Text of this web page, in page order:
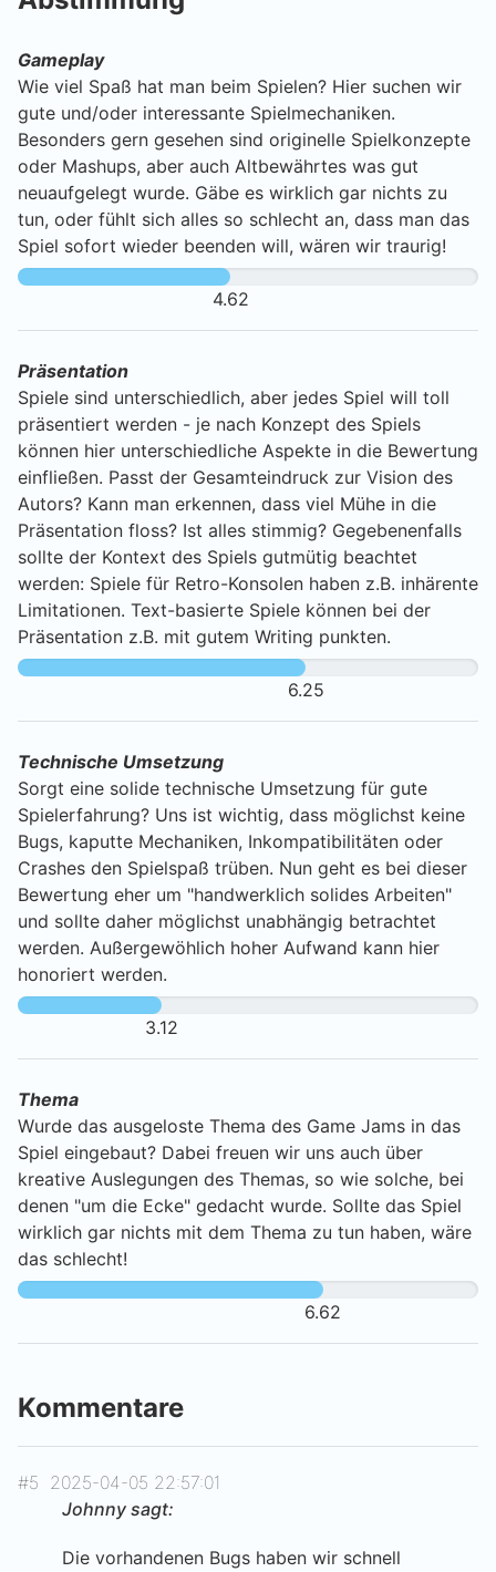
Gameplay
Wie viel Spaß hat man beim Spielen? Hier suchen wir
gute und/oder interessante Spielmechaniken.
Besonders gern gesehen sind originelle Spielkonzepte
oder Mashups, aber auch Altbewährtes was gut
neuaufgelegt wurde. Gäbe es wirklich gar nichts zu
tun, oder fühlt sich alles so schlecht an, dass man das
Spiel sofort wieder beenden will, wären wir traurig!
4.62
Präsentation
Spiele sind unterschiedlich, aber jedes Spiel will toll
präsentiert werden - je nach Konzept des Spiels
können hier unterschiedliche Aspekte in die Bewertung
einfließen. Passt der Gesamteindruck zur Vision des
Autors? Kann man erkennen, dass viel Mühe in die
Präsentation floss? Ist alles stimmig? Gegebenenfalls
sollte der Kontext des Spiels gutmütig beachtet
werden: Spiele für Retro-Konsolen haben z.B. inhärente
Limitationen. Text-basierte Spiele können bei der
Präsentation z.B. mit gutem Writing punkten.
6.25
Technische Umsetzung
Sorgt eine solide technische Umsetzung für gute
Spielerfahrung? Uns ist wichtig, dass möglichst keine
Bugs, kaputte Mechaniken, Inkompatibilitäten oder
Crashes den Spielspaß trüben. Nun geht es bei dieser
Bewertung eher um "handwerklich solides Arbeiten"
und sollte daher möglichst unabhängig betrachtet
werden. Außergewöhlich hoher Aufwand kann hier
honoriert werden.
3.12
Thema
Wurde das ausgeloste Thema des Game Jams in das
Spiel eingebaut? Dabei freuen wir uns auch über
kreative Auslegungen des Themas, so wie solche, bei
denen "um die Ecke" gedacht wurde. Sollte das Spiel
wirklich gar nichts mit dem Thema zu tun haben, wäre
das schlecht!
6.62
Kommentare
#5 2025-04-05 22:57:01
Johnny sagt:
Die vorhandenen Bugs haben wir schnell